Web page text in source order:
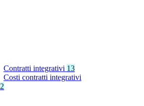
Contratti integrativi 13
Costi contratti integrativi
2